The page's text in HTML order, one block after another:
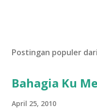
Postingan populer
Bahagia Ku
April 25, 2010